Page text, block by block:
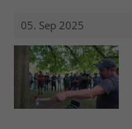
05. Sep 2025